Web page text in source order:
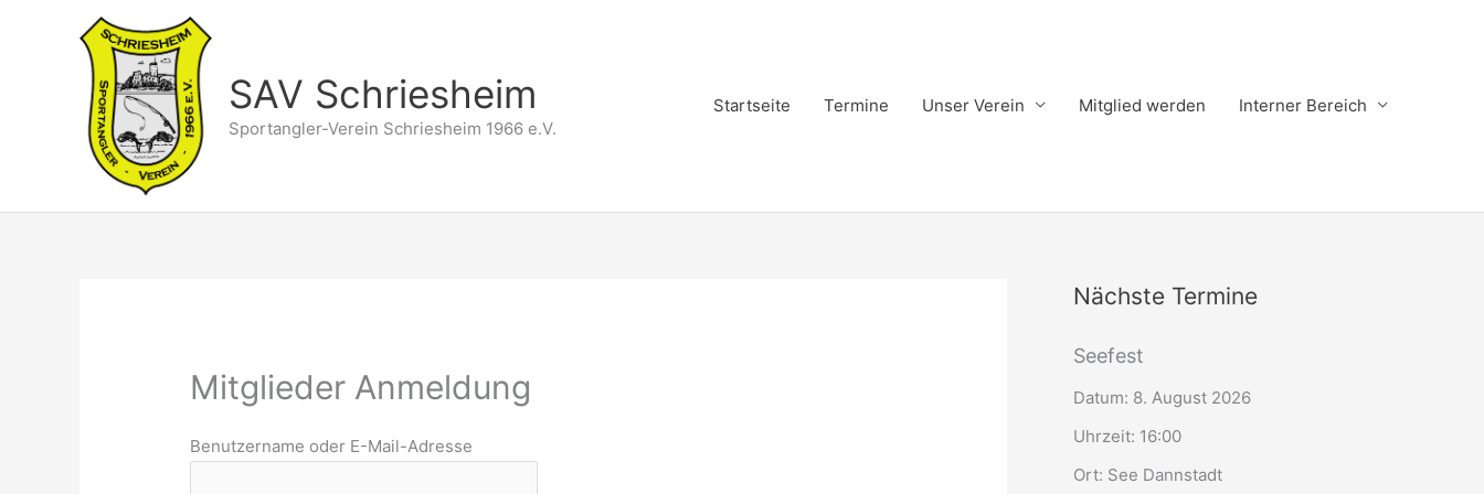
SAV Schriesheim
Sportangler-Verein Schriesheim 1966 e.V.
Startseite Termine Unser Verein Mitglied werden Interner Bereich
Mitglieder Anmeldung
Benutzername oder E-Mail-Adresse
Nächste Termine
Seefest
Datum: 8. August 2026
Uhrzeit: 16:00
Ort: See Dannstadt